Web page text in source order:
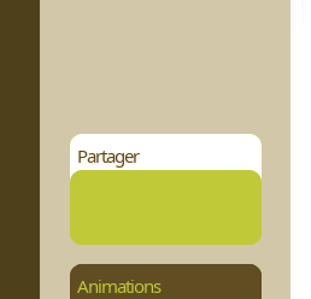
Partager
Animations